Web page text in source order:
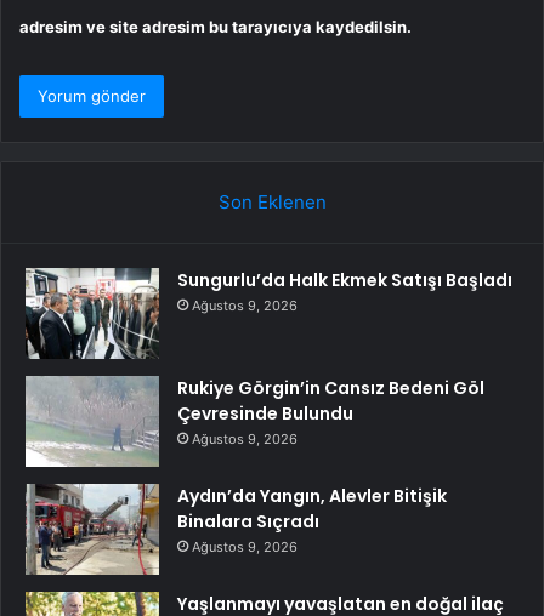
adresim ve site adresim bu tarayıcıya kaydedilsin.
Son Eklenen
Sungurlu’da Halk Ekmek Satışı Başladı
Ağustos 9, 2026
Rukiye Görgin’in Cansız Bedeni Göl
Çevresinde Bulundu
Ağustos 9, 2026
Aydın’da Yangın, Alevler Bitişik
Binalara Sıçradı
Ağustos 9, 2026
Yaşlanmayı yavaşlatan en doğal ilaç